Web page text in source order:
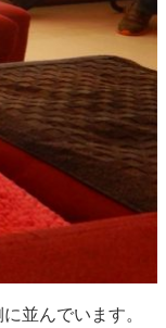
並んでいます。